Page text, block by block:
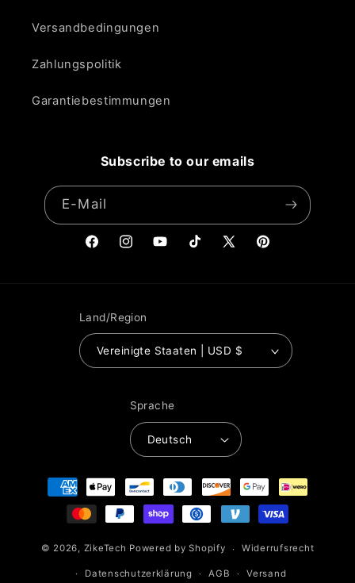
Versandbedingungen
Zahlungspolitik
Garantiebestimmungen
Subscribe to our emails
E-Mail
FacebookInstagramYouTubeTikTokX
Pinterest
Land/Region
Vereinigte Staaten | USD $
Sprache
Deutsch
Zahlungsmethoden
© 2026, ZikeTech Powered by Shopify Widerrufsrecht
Datenschutzerklärung AGB Versand